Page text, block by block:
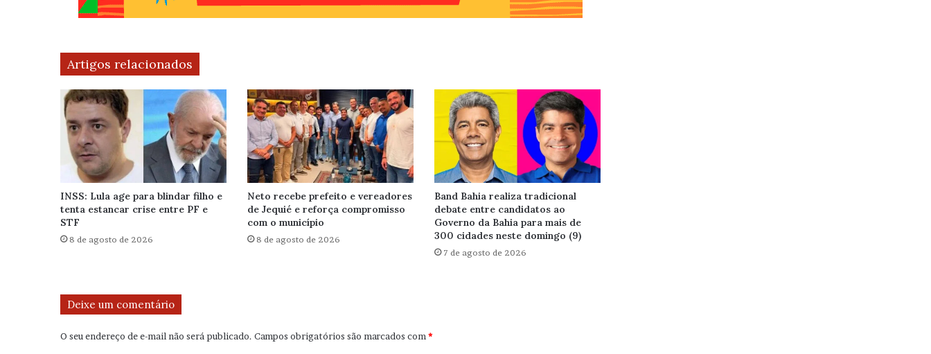
Artigos relacionados
INSS: Lula age para blindar filho e
tenta estancar crise entre PF e
STF
8 de agosto de 2026
Neto recebe prefeito e vereadores
de Jequié e reforça compromisso
com o município
8 de agosto de 2026
Band Bahia realiza tradicional
debate entre candidatos ao
Governo da Bahia para mais de
300 cidades neste domingo (9)
7 de agosto de 2026
Deixe um comentário
O seu endereço de e-mail não será publicado. Campos obrigatórios são marcados com*